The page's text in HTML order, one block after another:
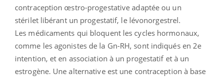
contraception œstro-progestative adaptée ou un
stérilet libérant un progestatif, le lévonorgestrel.
Les médicaments qui bloquent les cycles hormonaux,
comme les agonistes de la Gn-RH, sont indiqués en 2e
intention, et en association à un progestatif et à un
estrogène. Une alternative est une contraception à base